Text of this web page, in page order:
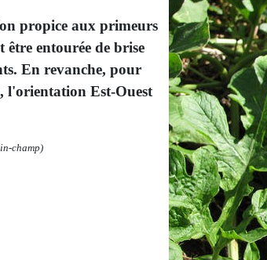
propice aux primeurs
entourée de brise
En revanche, pour
l'orientation Est-Ouest
champ)